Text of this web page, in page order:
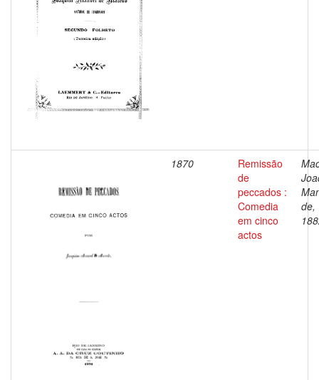
1870
Remissão
de
peccados :
Comedia
em cinco
actos
de,